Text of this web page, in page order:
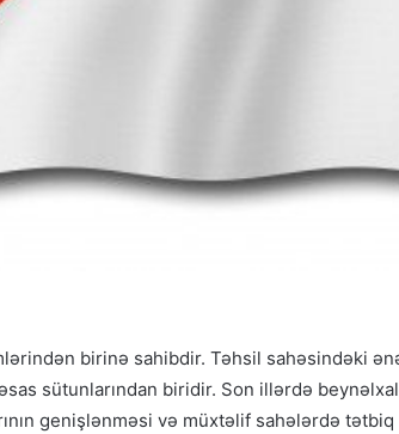
birinə sahibdir. Təhsil sahəsindəki
sütunlarından biridir. Son illərdə
genişlənməsi və müxtəlif sahələrdə tətbiq